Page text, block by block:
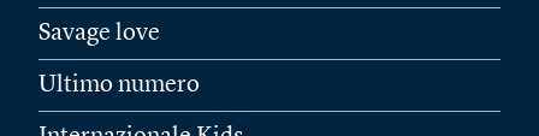
Savage love
Ultimo numero